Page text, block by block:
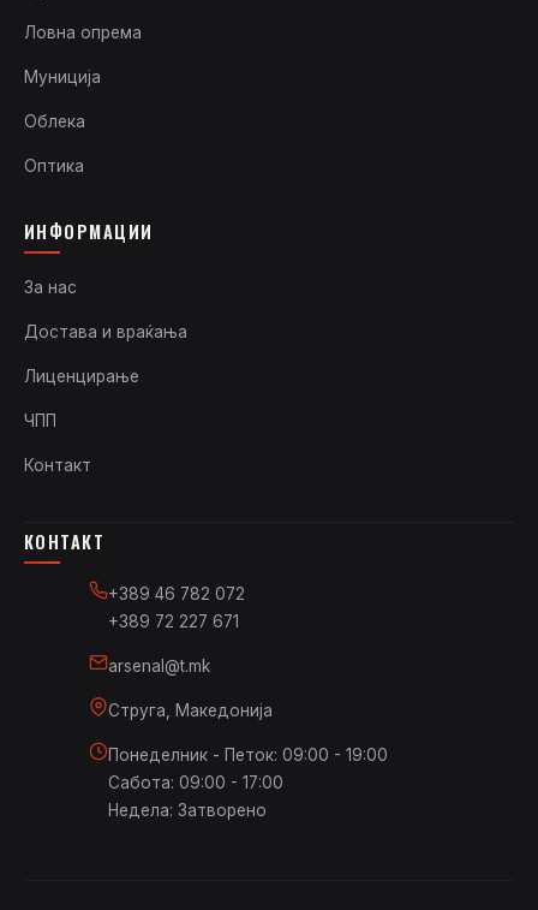
Ловна опрема
Муниција
Облека
Оптика
ИНФОРМАЦИИ
За нас
Достава и враќања
Лиценцирање
ЧПП
Контакт
КОНТАКТ
+389 46 782 072
+389 72 227 671
arsenal@t.mk
Струга, Македонија
Понеделник - Петок: 09:00 - 19:00
Сабота: 09:00 - 17:00
Недела: Затворено